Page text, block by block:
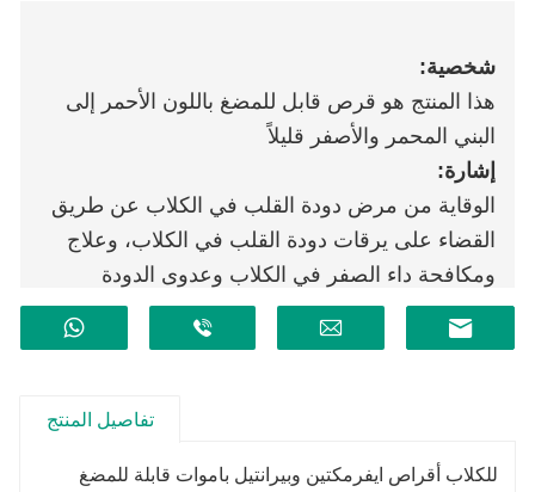
شخصية:
هذا المنتج هو قرص قابل للمضغ باللون الأحمر إلى
البني المحمر والأصفر قليلاً
إشارة:
الوقاية من مرض دودة القلب في الكلاب عن طريق
القضاء على يرقات دودة القلب في الكلاب، وعلاج
ومكافحة داء الصفر في الكلاب وعدوى الدودة
الشصية.
تفاصيل المنتج
للكلاب أقراص ايفرمكتين وبيرانتيل باموات قابلة للمضغ